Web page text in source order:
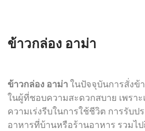
ข้าวกล่อง อาม่า
ข้าวกล่อง อาม่า ในปัจจุบันการสั่งข้
ในผู้ที่ชอบความสะดวกสบาย เพราะ
ความเร่งรีบในการใช้ชีวิต การรับป
อาหารที่บ้านหรือร้านอาหาร รวมไ